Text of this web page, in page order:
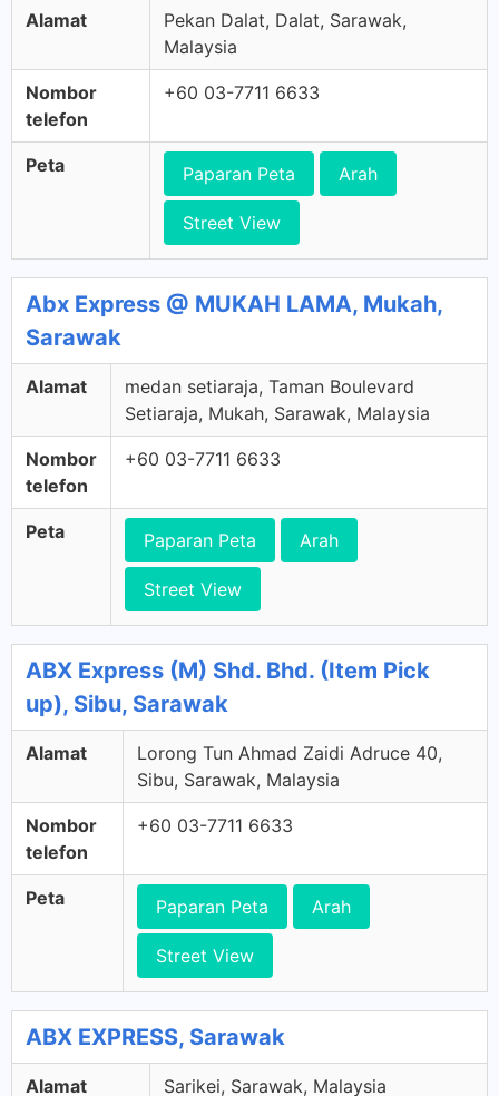
Alamat
Pekan Dalat, Dalat, Sarawak,
Malaysia
Nombor
telefon
+60 03-7711 6633
Peta Paparan Peta Arah
Street View
Abx Express @ MUKAH LAMA, Mukah,
Sarawak
Alamat
medan setiaraja, Taman Boulevard
Setiaraja, Mukah, Sarawak, Malaysia
Nombor
telefon
+60 03-7711 6633
Peta Paparan Peta Arah
Street View
ABX Express (M) Shd. Bhd. (Item Pick
up), Sibu, Sarawak
Alamat
Lorong Tun Ahmad Zaidi Adruce 40,
Sibu, Sarawak, Malaysia
Nombor
telefon
+60 03-7711 6633
Peta Paparan Peta Arah
Street View
ABX EXPRESS, Sarawak
Alamat Sarikei, Sarawak, Malaysia